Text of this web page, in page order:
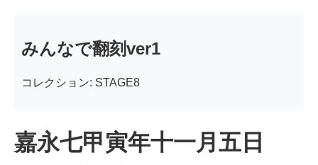
みんなで翻刻ver1
コレクション: STAGE8
嘉永七甲寅年十一月五日